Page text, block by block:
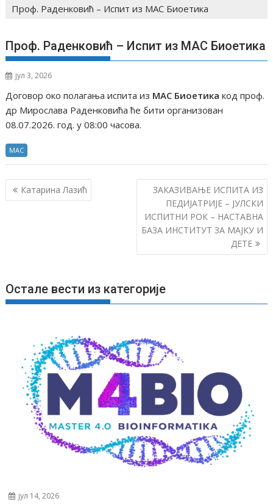
Проф. Раденковић – Испит из МАС Биоетика
Проф. Раденковић – Испит из МАС Биоетика
јул 3, 2026
Договор око полагања испита из МАС Биоетика код проф.
др Мирослава Раденковића ће бити организован
08.07.2026. год. у 08:00 часова.
МАС
К
р
е
ч
Катарина Лазић
ЗАКАЗИВАЊЕ ИСПИТА ИЗ
ПЕДИЈАТРИЈЕ – ЈУЛСКИ
ИСПИТНИ РОК – НАСТАВНА
БАЗА ИНСТИТУТ ЗА МАЈКУ И
ДЕТЕ
Остале вести из категорије
јул 14, 2026